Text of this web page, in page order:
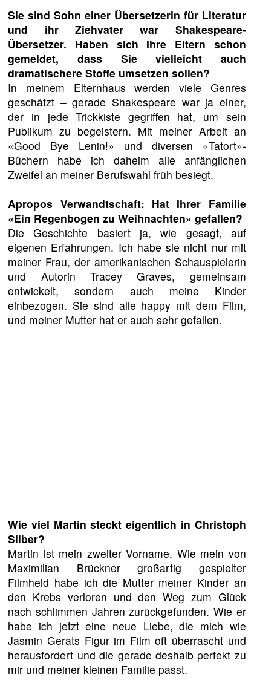
Sie sind Sohn einer Übersetzerin für Literatur
und ihr Ziehvater war Shakespeare-
Übersetzer. Haben sich Ihre Eltern schon
gemeldet, dass Sie vielleicht auch
dramatischere Stoffe umsetzen sollen?
In meinem Elternhaus werden viele Genres
geschätzt – gerade Shakespeare war ja einer,
der in jede Trickkiste gegriffen hat, um sein
Publikum zu begeistern. Mit meiner Arbeit an
«Good Bye Lenin!» und diversen «Tatort»-
Büchern habe ich daheim alle anfänglichen
Zweifel an meiner Berufswahl früh besiegt.
Apropos Verwandtschaft: Hat Ihrer Familie
«Ein Regenbogen zu Weihnachten» gefallen?
Die Geschichte basiert ja, wie gesagt, auf
eigenen Erfahrungen. Ich habe sie nicht nur mit
meiner Frau, der amerikanischen Schauspielerin
und Autorin Tracey Graves, gemeinsam
entwickelt, sondern auch meine Kinder
einbezogen. Sie sind alle happy mit dem Film,
und meiner Mutter hat er auch sehr gefallen.
Wie viel Martin steckt eigentlich in Christoph
Silber?
Martin ist mein zweiter Vorname. Wie mein von
Maximilian Brückner großartig gespielter
Filmheld habe ich die Mutter meiner Kinder an
den Krebs verloren und den Weg zum Glück
nach schlimmen Jahren zurückgefunden. Wie er
habe ich jetzt eine neue Liebe, die mich wie
Jasmin Gerats Figur im Film oft überrascht und
herausfordert und die gerade deshalb perfekt zu
mir und meiner kleinen Familie passt.